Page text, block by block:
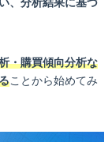
・購買傾向分析な
ことから始めてみ